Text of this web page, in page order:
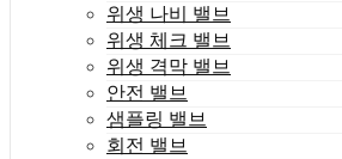
위생 나비 밸브
위생 체크 밸브
위생 격막 밸브
안전 밸브
샘플링 밸브
회전 밸브